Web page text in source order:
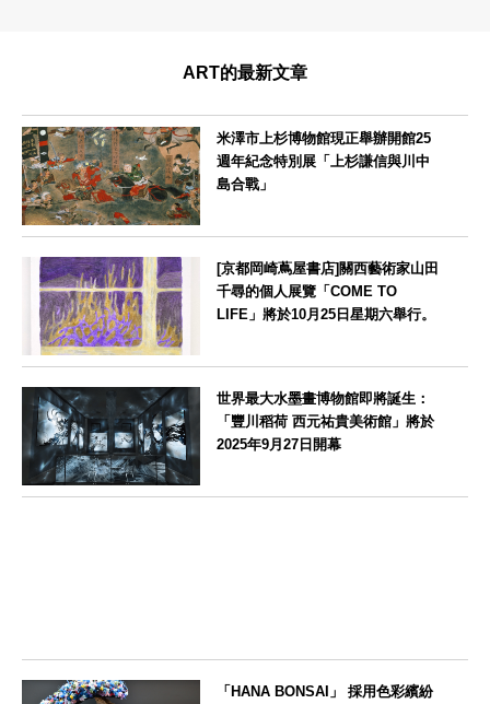
ART的最新文章
米澤市上杉博物館現正舉辦開館25
週年紀念特別展「上杉謙信與川中
島合戰」
[京都岡崎蔦屋書店]關西藝術家山田
千尋的個人展覽「COME TO
LIFE」將於10月25日星期六舉行。
世界最大水墨畫博物館即將誕生：
「豐川稻荷 西元祐貴美術館」將於
2025年9月27日開幕
「HANA BONSAI」 採用色彩繽紛